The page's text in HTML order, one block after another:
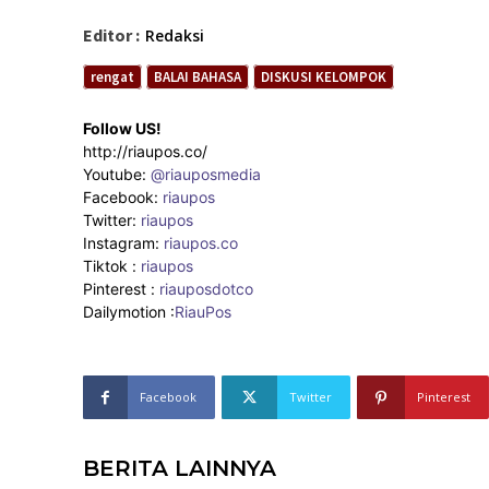
Editor : Redaksi
rengat BALAI BAHASA DISKUSI KELOMPOK
Follow US!
http://riaupos.co/
Youtube: @riauposmedia
Facebook: riaupos
Twitter: riaupos
Instagram: riaupos.co
Tiktok : riaupos
Pinterest : riauposdotco
Dailymotion :RiauPos
Facebook Twitter Pinterest
BERITA LAINNYA